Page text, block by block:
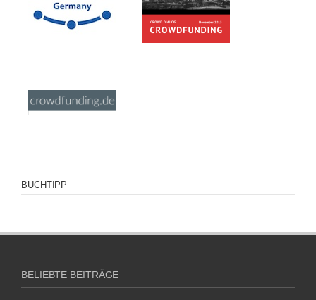
BUCHTIPP
BELIEBTE BEITRÄGE